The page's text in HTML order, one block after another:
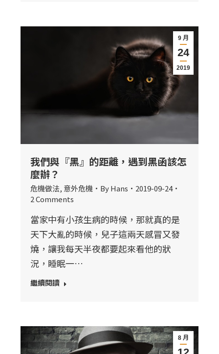
9 月
24
2019
我們與『黑』的距離，遇到黑函該怎
麼辦？
危機做法, 意外危機 ByHans
2019-09-24
2 Comments
當家中有小孩生病的時候，那就真的是
天下大亂的時候，兒子這兩天感冒又發
燒，讓我每天半夜都要起來看他的狀
況，睡眠一…
繼續閱讀
8 月